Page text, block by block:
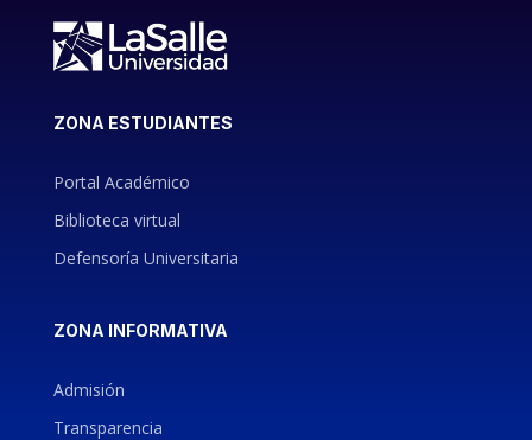
ZONA ESTUDIANTES
Portal Académico
Biblioteca virtual
Defensoría Universitaria
ZONA INFORMATIVA
Admisión
Transparencia